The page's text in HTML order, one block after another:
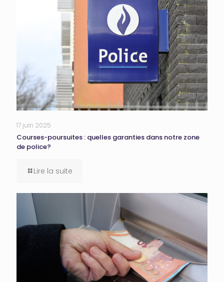
17 juin 2025
Courses-poursuites : quelles garanties dans notre zone
de police?
Lire la suite